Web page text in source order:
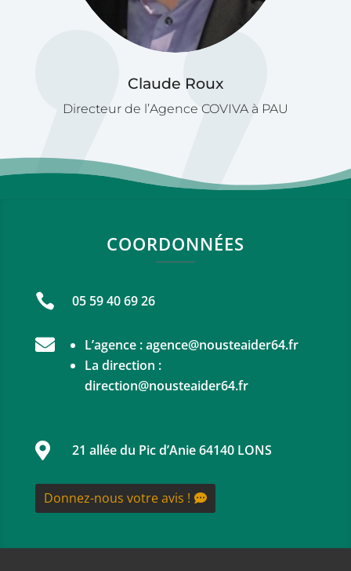
Claude Roux
Directeur de l’Agence COVIVA à PAU
COORDONNÉES
 05 59 40 69 26
 L’agence :agence@nousteaider64.fr
La direction :
direction@nousteaider64.fr
 21 allée du Pic d’Anie 64140 LONS
Donnez-nous votre avis !